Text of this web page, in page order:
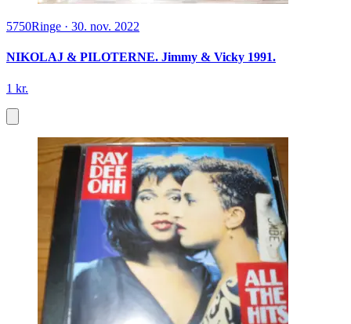
5750Ringe · 30. nov. 2022
NIKOLAJ & PILOTERNE. Jimmy & Vicky 1991.
1 kr.